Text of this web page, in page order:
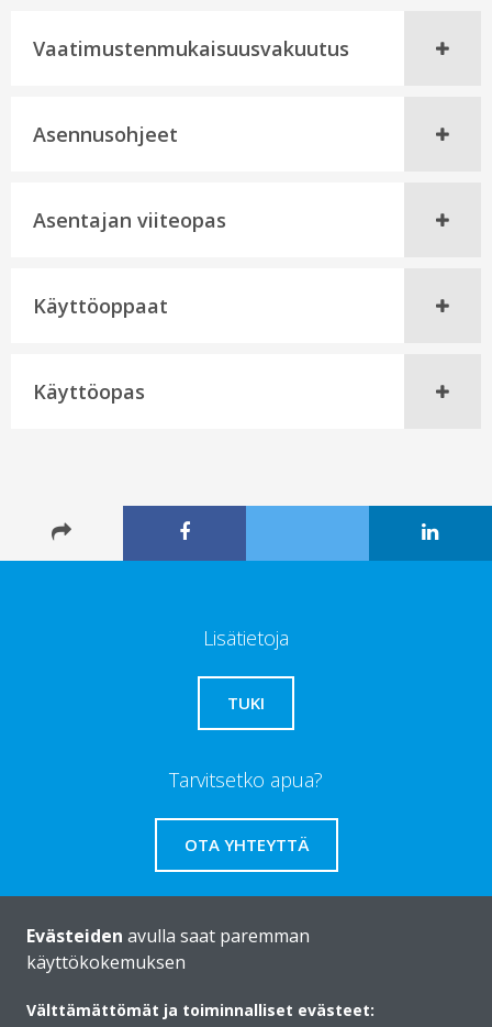
Vaatimustenmukaisuusvakuutus
Asennusohjeet
Asentajan viiteopas
Käyttöoppaat
Käyttöopas
Lisätietoja
TUKI
Tarvitsetko apua?
OTA YHTEYTTÄ
Daikinista
Evästeiden avulla saat paremman
käyttökokemuksen
Välttämättömät ja toiminnalliset evästeet: